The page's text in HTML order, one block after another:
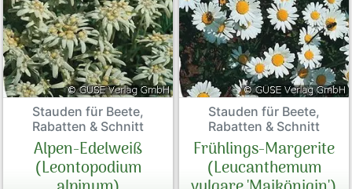
Stauden für Beete,
Rabatten & Schnitt
Alpen-Edelweiß
(Leontopodium
Stauden für Beete,
Rabatten & Schnitt
Frühlings-Margerite
(Leucanthemum